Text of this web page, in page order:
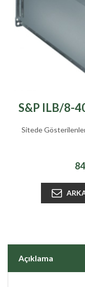
S&P ILB/8-
Sitede
Açıklama